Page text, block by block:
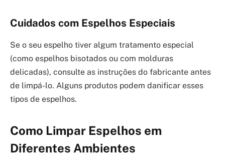
Cuidados com Espelhos Especiais
Se o seu espelho tiver algum tratamento especial
(como espelhos bisotados ou com molduras
delicadas), consulte as instruções do fabricante antes
de limpá-lo. Alguns produtos podem danificar esses
tipos de espelhos.
Como Limpar Espelhos em
Diferentes Ambientes